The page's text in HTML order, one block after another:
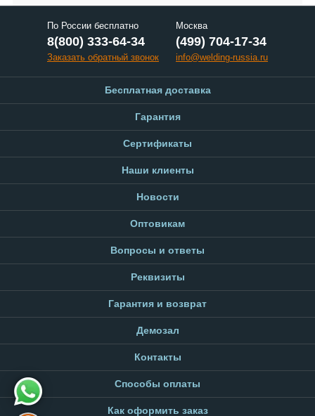
По России бесплатно
8(800) 333-64-34
Заказать обратный звонок
Москва
(499) 704-17-34
info@welding-russia.ru
Бесплатная доставка
Гарантия
Сертификаты
Наши клиенты
Новости
Оптовикам
Вопросы и ответы
Реквизиты
Гарантия и возврат
Демозал
Контакты
Способы оплаты
Как оформить заказ